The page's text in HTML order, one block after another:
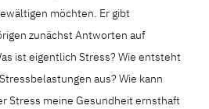
möchten. Er gibt
zunächst Antworten auf
ist eigentlich Stress? Wie entsteht
aus? Wie kann
Stress meine Gesundheit ernsthaft